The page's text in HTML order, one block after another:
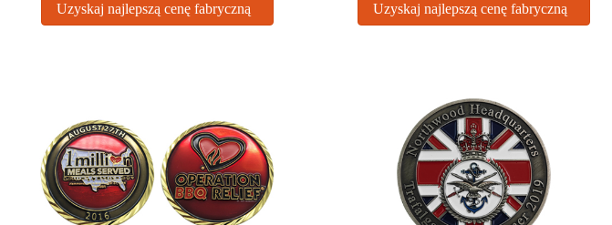
Uzyskaj najlepszą cenę fabryczną Uzyskaj najlepszą cenę fabryczną